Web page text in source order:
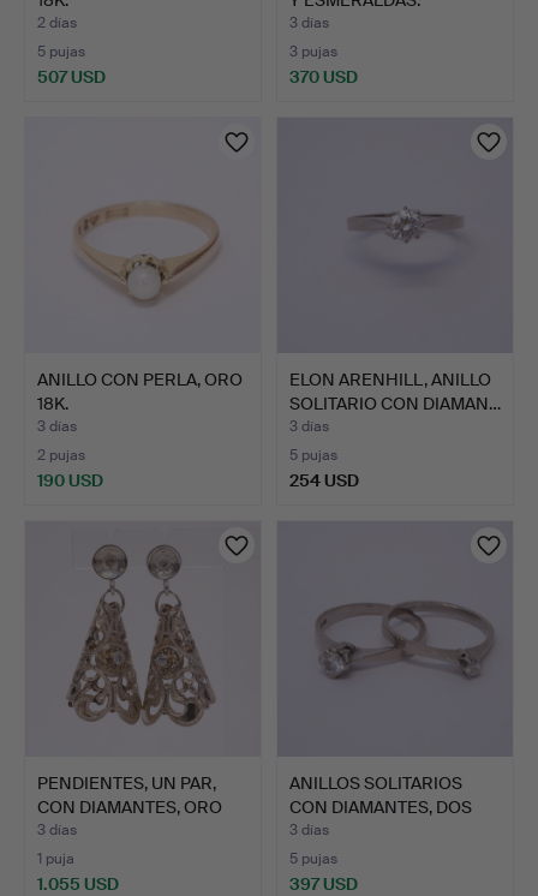
2 días
5 pujas
507 USD
3 días
3 pujas
370 USD
ANILLO CON PERLA, ORO
18K.
3 días
2 pujas
190 USD
ELON ARENHILL, ANILLO
SOLITARIO CON DIAMAN…
3 días
5 pujas
254 USD
PENDIENTES, UN PAR,
CON DIAMANTES, ORO
BLA…
3 días
1 puja
1.055 USD
ANILLOS SOLITARIOS
CON DIAMANTES, DOS
UNID…
3 días
5 pujas
397 USD